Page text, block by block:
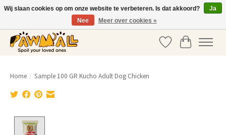
+31 20 337 39 03
Verlanglijst
Home / Sample 100 GR Kucho Adult Dog Chicken
Wij slaan cookies op om onze website te verbeteren. Is dat akkoord?
Ja
Nee
Meer over cookies »